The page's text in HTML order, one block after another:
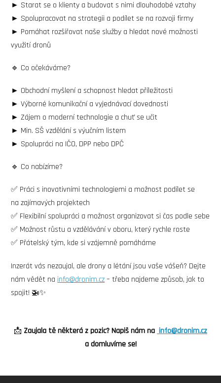
► Starat se o klienty a budovat s nimi dlouhodobé vztahy
► Spolupracovat na strategii a podílet se na rozvoji firmy
► Pomáhat rozšiřovat naše služby a hledat nové možnosti
využití dronů
🔹 Co očekáváme?
► Obchodní myšlení a schopnost hledat příležitosti
► Výborné komunikační a vyjednávací dovednosti
► Zájem o moderní technologie a chuť se učit
► Min. SŠ vzdělání s výučním listem
► Spolupráci na IČO, DPP nebo DPČ
🔹 Co nabízíme?
✅ Práci s inovativními technologiemi a možnost podílet se
na zajímavých projektech
✅ Flexibilní spolupráci a možnost organizovat si čas podle sebe
✅ Možnost růstu a vzdělávání v oboru, který rychle roste
✅ Přátelský tým, kde si vzájemně pomáháme
Inzerát vás nezaujal, ale drony a létání jsou vaše vášeň? Dejte
nám vědět na info@dronim.cz– třeba najdeme způsob, jak to
spojit! 🚁✨
📩 Zaujala tě některá z pozic? Napiš nám na info@dronim.cz
a domluvíme se!